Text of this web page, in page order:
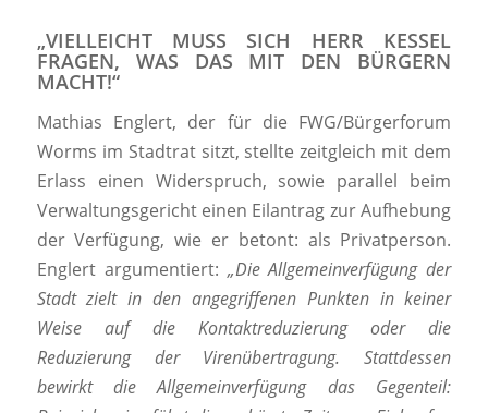
„VIELLEICHT MUSS SICH HERR KESSEL
FRAGEN, WAS DAS MIT DEN BÜRGERN
MACHT!“
Mathias Englert, der für die FWG/Bürgerforum
Worms im Stadtrat sitzt, stellte zeitgleich mit dem
Erlass einen Widerspruch, sowie parallel beim
Verwaltungsgericht einen Eilantrag zur Aufhebung
der Verfügung, wie er betont: als Privatperson.
Englert argumentiert: „Die Allgemeinverfügung der
Stadt zielt in den angegriffenen Punkten in keiner
Weise auf die Kontaktreduzierung oder die
Reduzierung der Virenübertragung. Stattdessen
bewirkt die Allgemeinverfügung das Gegenteil: